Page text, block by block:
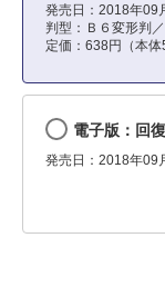
発売日：2018年09
判型：Ｂ６変形判
定価：638円（本体
電子版：回
発売日：2018年09